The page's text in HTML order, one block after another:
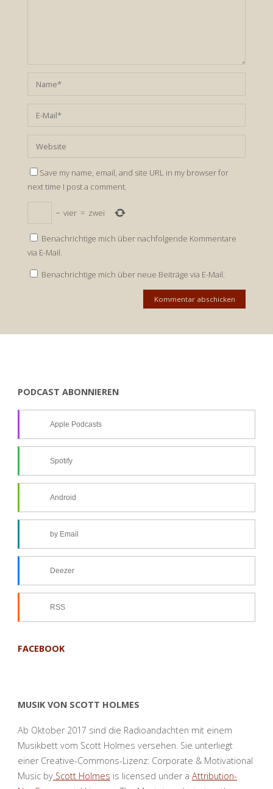
Save my name, email, and site URL in my browser for
next time I post a comment.
− vier = zwei
Benachrichtige mich über nachfolgende Kommentare
via E-Mail.
Benachrichtige mich über neue Beiträge via E-Mail.
PODCAST ABONNIEREN
Apple Podcasts
Spotify
Android
by Email
Deezer
RSS
FACEBOOK
MUSIK VON SCOTT HOLMES
Ab Oktober 2017 sind die Radioandachten mit einem
Musikbett vom Scott Holmes versehen. Sie unterliegt
einer Creative-Commons-Lizenz: Corporate & Motivational
Music byScott Holmes is licensed under a Attribution-